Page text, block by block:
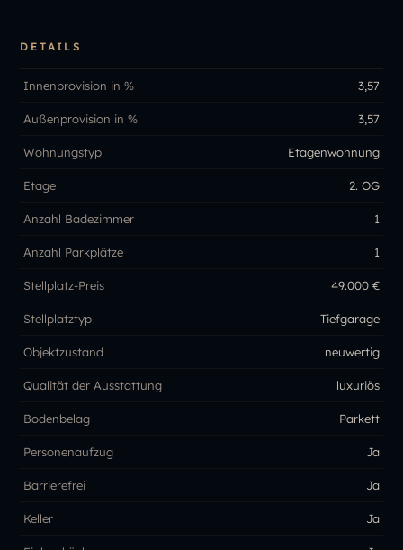
DETAILS
Innenprovision in % 3,57
Außenprovision in % 3,57
Wohnungstyp Etagenwohnung
Etage 2. OG
Anzahl Badezimmer 1
Anzahl Parkplätze 1
Stellplatz-Preis 49.000 €
Stellplatztyp Tiefgarage
Objektzustand neuwertig
Qualität der Ausstattung luxuriös
Bodenbelag Parkett
Personenaufzug Ja
Barrierefrei Ja
Keller Ja